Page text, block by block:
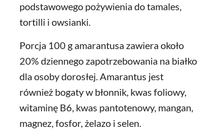
podstawowego pożywienia do tamales,
tortilli i owsianki.
Porcja 100 g amarantusa zawiera około
20% dziennego zapotrzebowania na białko
dla osoby dorosłej. Amarantus jest
również bogaty w błonnik, kwas foliowy,
witaminę B6, kwas pantotenowy, mangan,
magnez, fosfor, żelazo i selen.